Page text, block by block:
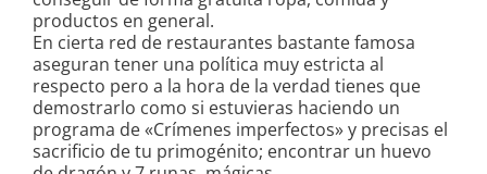
productos en general.
En cierta red de restaurantes bastante famosa
aseguran tener una política muy estricta al
respecto pero a la hora de la verdad tienes que
demostrarlo como si estuvieras haciendo un
programa de «Crímenes imperfectos» y precisas el
sacrificio de tu primogénito; encontrar un huevo